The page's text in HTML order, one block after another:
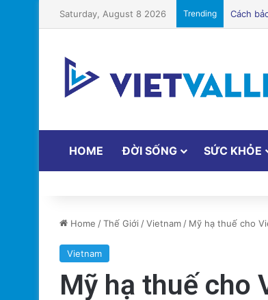
Saturday, August 8 2026 Trending Điện
HOME ĐỜI SỐNG SỨC KHỎE
Home /Thế Giới /Vietnam/ Mỹ hạ thuế cho
Vietnam
Mỹ hạ thuế cho